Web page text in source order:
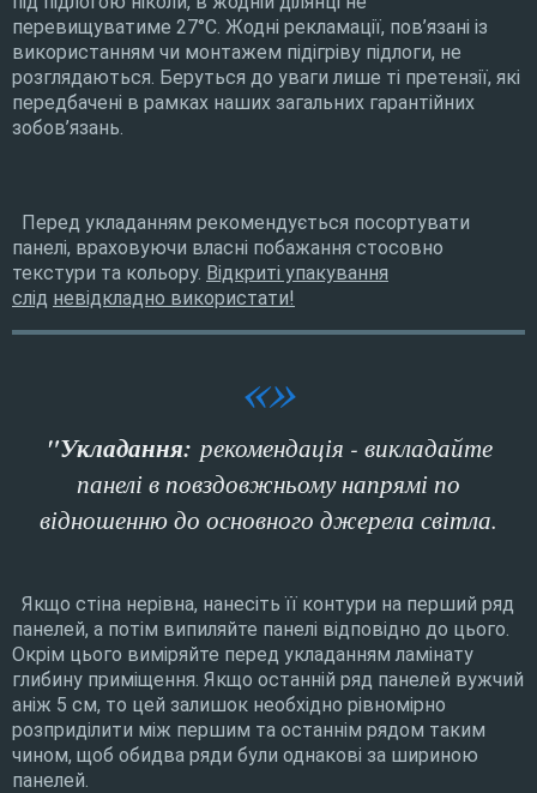
перевищуватиме 27°C. Жодні рекламації, пов’язані із
використанням чи монтажем підігріву підлоги, не
розглядаються. Беруться до уваги лише ті претензії, які
передбачені в рамках наших загальних гарантійних
зобов’язань.
Перед укладанням рекомендується посортувати
панелі, враховуючи власні побажання стосовно
текстури та кольору. Відкриті упакування
слід невідкладно використати!
"Укладання: рекомендація - викладайте
панелі в повздовжньому напрямі по
відношенню до основного джерела світла.
Якщо стіна нерівна, нанесіть її контури на перший ряд
панелей, а потім випиляйте панелі відповідно до цього.
Окрім цього виміряйте перед укладанням ламінату
глибину приміщення. Якщо останній ряд панелей вужчий
аніж 5 см, то цей залишок необхідно рівномірно
розприділити між першим та останнім рядом таким
чином, щоб обидва ряди були однакові за шириною
панелей.